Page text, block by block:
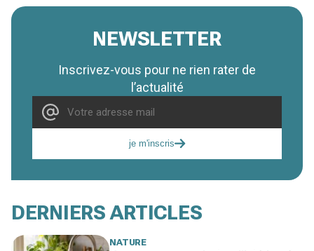
NEWSLETTER
Inscrivez-vous pour ne rien rater de
l’actualité
je m'inscris
DERNIERS ARTICLES
NATURE